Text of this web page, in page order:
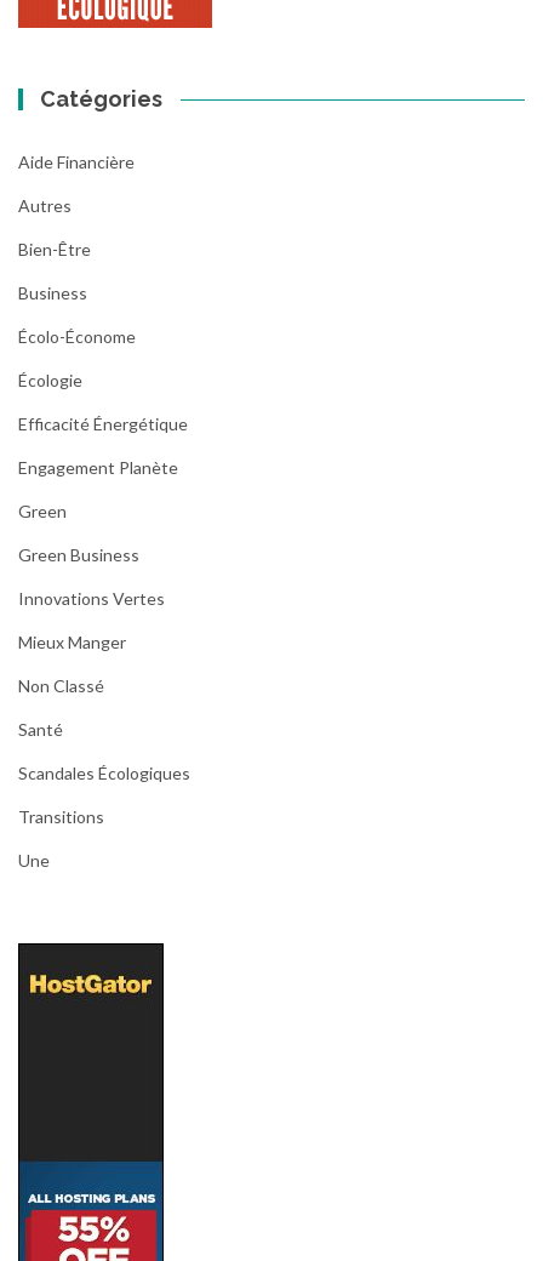
Catégories
Aide Financière
Autres
Bien-Être
Business
Écolo-Économe
Écologie
Efficacité Énergétique
Engagement Planète
Green
Green Business
Innovations Vertes
Mieux Manger
Non Classé
Santé
Scandales Écologiques
Transitions
Une